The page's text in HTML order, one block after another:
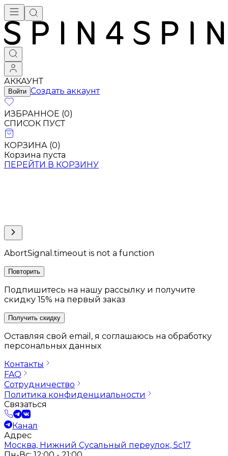
АККАУНТ
Войти Создать аккаунт
ИЗБРАННОЕ (0)
СПИСОК ПУСТ
КОРЗИНА (0)
Корзина пуста
ПЕРЕЙТИ В КОРЗИНУ
AbortSignal.timeout is not a function
Повторить
Подпишитесь на нашу рассылку и получите
скидку 15% на первый заказ
Получить скидку
Оставляя свой email, я соглашаюсь на обработку
персональных данных
Контакты
FAQ
Сотрудничество
Политика конфиденциальности
Связаться
Канал
Адрес
Москва, Нижний Сусальный переулок, 5с17